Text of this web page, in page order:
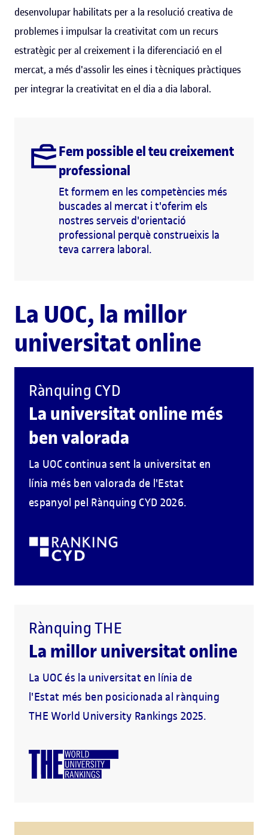
desenvolupar habilitats per a la resolució creativa de
problemes i impulsar la creativitat com un recurs
estratègic per al creixement i la diferenciació en el
mercat, a més d'assolir les eines i tècniques pràctiques
per integrar la creativitat en el dia a dia laboral.
Fem possible el teu creixement
professional
Et formem en les competències més
buscades al mercat i t'oferim els
nostres serveis d'orientació
professional perquè construeixis la
teva carrera laboral.
La UOC, la millor
universitat online
Rànquing CYD
La universitat online més
ben valorada
La UOC continua sent la universitat en
línia més ben valorada de l'Estat
espanyol pel Rànquing CYD 2026.
Rànquing THE
La millor universitat online
La UOC és la universitat en línia de
l'Estat més ben posicionada al rànquing
THE World University Rankings 2025.